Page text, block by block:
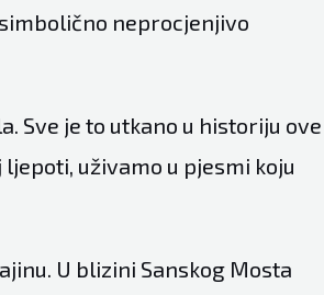
neprocjenjivo
Sve je to utkano u historiju ove
uživamo u pjesmi koju
U blizini Sanskog Mosta